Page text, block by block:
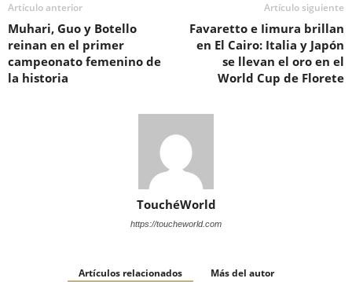
Artículo anterior
Muhari, Guo y Botello
reinan en el primer
campeonato femenino de
la historia
Artículo siguiente
Favaretto e Iimura brillan
en El Cairo: Italia y Japón
se llevan el oro en el
World Cup de Florete
TouchéWorld
https://toucheworld.com
Artículos relacionados Más del autor